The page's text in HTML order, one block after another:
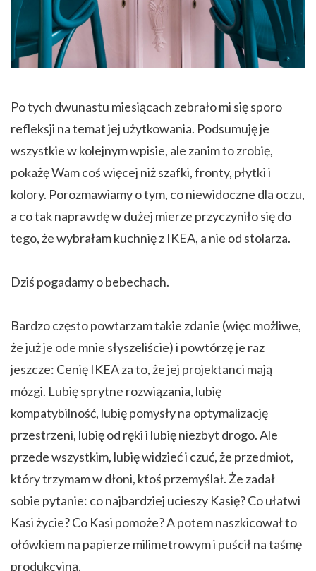
Po tych dwunastu miesiącach zebrało mi się sporo
refleksji na temat jej użytkowania. Podsumuję je
wszystkie w kolejnym wpisie, ale zanim to zrobię,
pokażę Wam coś więcej niż szafki, fronty, płytki i
kolory. Porozmawiamy o tym, co niewidoczne dla oczu,
a co tak naprawdę w dużej mierze przyczyniło się do
tego, że wybrałam kuchnię z IKEA, a nie od stolarza.
Dziś pogadamy o bebechach.
Bardzo często powtarzam takie zdanie (więc możliwe,
że już je ode mnie słyszeliście) i powtórzę je raz
jeszcze: Cenię IKEA za to, że jej projektanci mają
mózgi. Lubię sprytne rozwiązania, lubię
kompatybilność, lubię pomysły na optymalizację
przestrzeni, lubię od ręki i lubię niezbyt drogo. Ale
przede wszystkim, lubię widzieć i czuć, że przedmiot,
który trzymam w dłoni, ktoś przemyślał. Że zadał
sobie pytanie: co najbardziej ucieszy Kasię? Co ułatwi
Kasi życie? Co Kasi pomoże? A potem naszkicował to
ołówkiem na papierze milimetrowym i puścił na taśmę
produkcyjną.